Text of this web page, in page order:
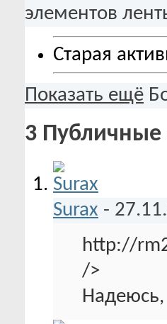
элементов
Старая
Показать ещё
3
Surax -
http://
/>
Надеюсь,